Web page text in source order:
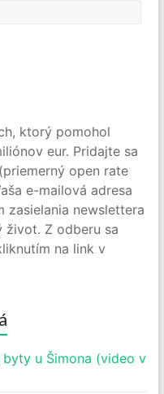
ktorý pomohol
eur. Pridajte sa
open rate
e-mailová adresa
zasielania newslettera
život. Z odberu sa
na link v
u Šimona (video v